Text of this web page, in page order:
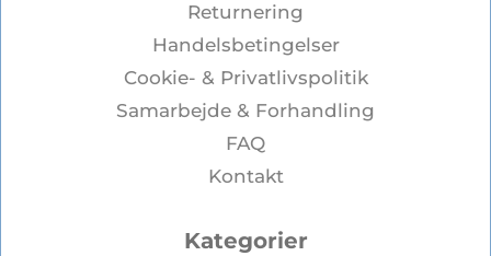
Returnering
Handelsbetingelser
Cookie- & Privatlivspolitik
Samarbejde & Forhandling
FAQ
Kontakt
Kategorier